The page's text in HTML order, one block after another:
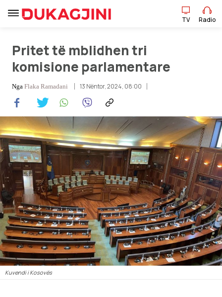
Lajme
Sport
Pikëpamje
Art Jete
Kulturë
Showbiz
Ekonomi
Teknologji
TV Radio
Pritet të mblidhen tri
komisione parlamentare
Nga Flaka Ramadani 13 Nëntor, 2024, 08:00
Kuvendi i Kosovës